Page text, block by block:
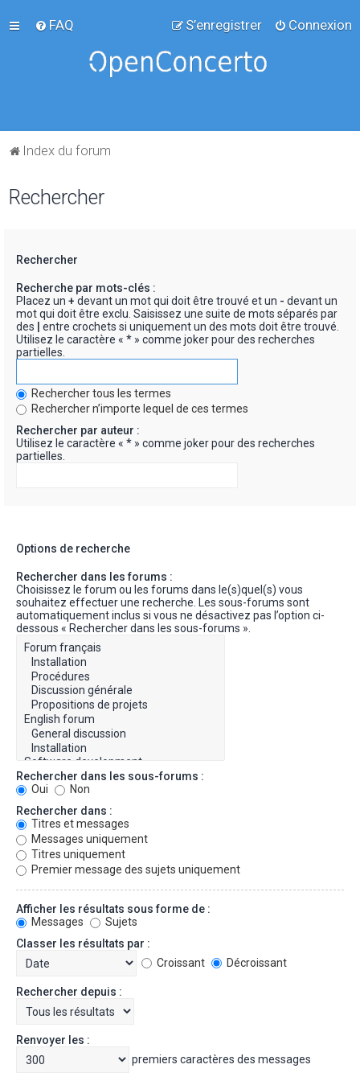
FAQ Connexion
S’enregistrer
Index du forum
Rechercher
Rechercher
Recherche par mots-clés :
Placez un + devant un mot qui doit être trouvé et un - devant un
mot qui doit être exclu. Saisissez une suite de mots séparés par
des
entre crochets si uniquement un des mots doit être trouvé.
Utilisez le caractère « * » comme joker pour des recherches
partielles.
Rechercher tous les termes
Rechercher n’importe lequel de ces termes
Rechercher par auteur :
Utilisez le caractère « * » comme joker pour des recherches
partielles.
Options de recherche
Rechercher dans les forums :
Choisissez le forum ou les forums dans le(s)quel(s) vous
souhaitez effectuer une recherche. Les sous-forums sont
automatiquement inclus si vous ne désactivez pas l’option ci-
dessous « Rechercher dans les sous-forums ».
Rechercher dans les sous-forums :
Oui
Non
Rechercher dans :
Titres et messages
Messages uniquement
Titres uniquement
Premier message des sujets uniquement
Afficher les résultats sous forme de :
Messages
Sujets
Classer les résultats par :
Croissant
Décroissant
Rechercher depuis :
Renvoyer les :
premiers caractères des messages